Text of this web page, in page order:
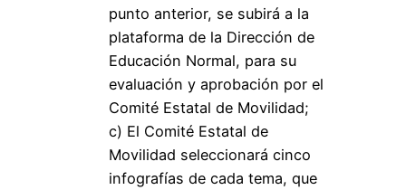
punto anterior, se subirá a la
plataforma de la Dirección de
Educación Normal, para su
evaluación y aprobación por el
Comité Estatal de Movilidad;
c) El Comité Estatal de
Movilidad seleccionará cinco
infografías de cada tema, que